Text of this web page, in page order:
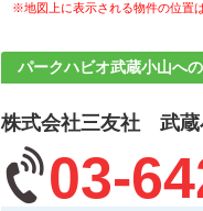
※地図上に表示される物件の位置
パークハビオ武蔵小山へ
株式会社三友社 武蔵
03-